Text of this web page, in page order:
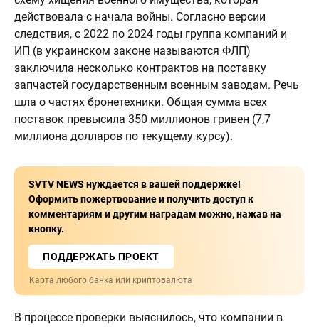
действовала с начала войны. Согласно версии
следствия, с 2022 по 2024 годы группа компаний и
ИП (в украинском законе называются ФЛП)
заключила несколько контрактов на поставку
запчастей государственным военным заводам. Речь
шла о частях бронетехники. Общая сумма всех
поставок превысила 350 миллионов гривен (7,7
миллиона долларов по текущему курсу).
SVTV NEWS нуждается в вашей поддержке!
Оформить пожертвование и получить доступ к
комментариям и другим наградам можно, нажав на
кнопку.
ПОДДЕРЖАТЬ ПРОЕКТ
Карта любого банка или криптовалюта
В процессе проверки выяснилось, что компании в